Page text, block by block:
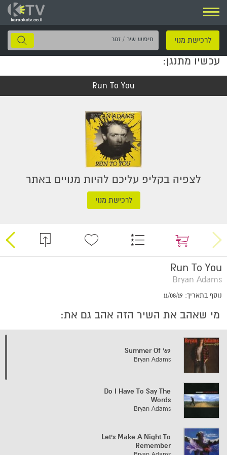
ניווט
לרכישת מנוי
חיפוש
שיר
עכשיו מתנגן:
Run To You
לצפיה בקליפ עליכם להיות מנויים באתר
לרכישת מנוי
Run To You
Bryan Adams
נוסף בתאריך: 11/08/19
מי שאהב את השיר הזה אהב גם את:
Summer Of '69
Bryan Adams
Do I Have To Say The
Words
Bryan Adams
Let's Make A Night To
Remember